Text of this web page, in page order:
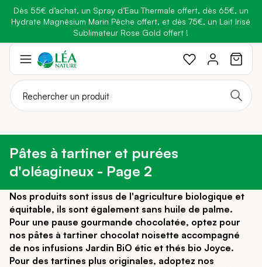
Belle semaine : Profitez de-25% + Livraison offertedès 30€
d'achat avec le codeBELLEBIO
BRADERIE :-40% sur une sélection de produits
Dès 55€ d’achat, un Spray d’Eau Thermale offert, dès 65€, un
Hydrate Magnésium Marin Pêche offert, et dès 75€, un Lait Irisé
Sublimateur Rose Gold offert !
Aller
contenu
Pâtes à tartiner et purées
d'oléagineux - Page 2
Nos produits sont issus de l'agriculture biologique et
équitable, ils sont également sans huile de palme.
Pour une pause gourmande chocolatée, optez pour
nos pâtes à tartiner chocolat noisette accompagné
de nos infusions Jardin BiO étic et thés bio Joyce.
Pour des tartines plus originales, adoptez nos